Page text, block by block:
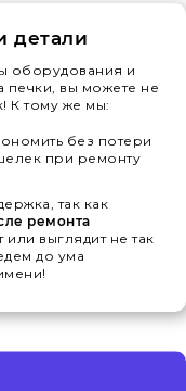
детали
оборудования и
печки, вы можете не
К тому же мы:
без потери
при ремонту
так как
ремонта
или выглядит не так
до ума